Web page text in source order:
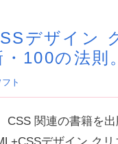
デザイン
100の法則
ト
CSS 関連の書籍を
デザイン ク